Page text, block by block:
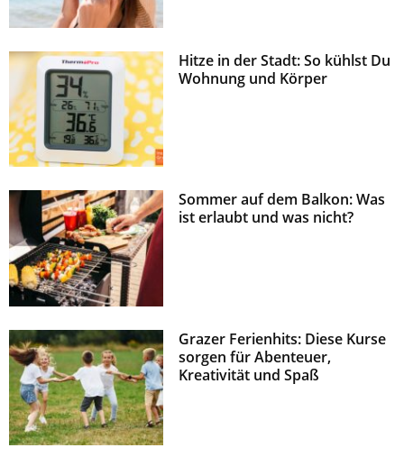
Hitze in der Stadt: So kühlst Du
Wohnung und Körper
Sommer auf dem Balkon: Was
ist erlaubt und was nicht?
Grazer Ferienhits: Diese Kurse
sorgen für Abenteuer,
Kreativität und Spaß